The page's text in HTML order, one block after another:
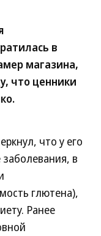
в
магазина,
что ценники
что у его
в
глютена),
Ранее